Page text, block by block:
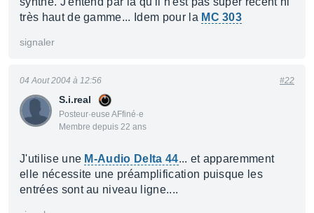
très haut de gamme... Idem pour la MC 303
signaler
S.i.real
Posteur·euse AFfiné·e
Membre depuis 22 ans
04 Aout 2004 à 12:56 #22
J'utilise une M-Audio Delta 44... et apparemment
elle nécessite une préamplification puisque les
entrées sont au niveau ligne....